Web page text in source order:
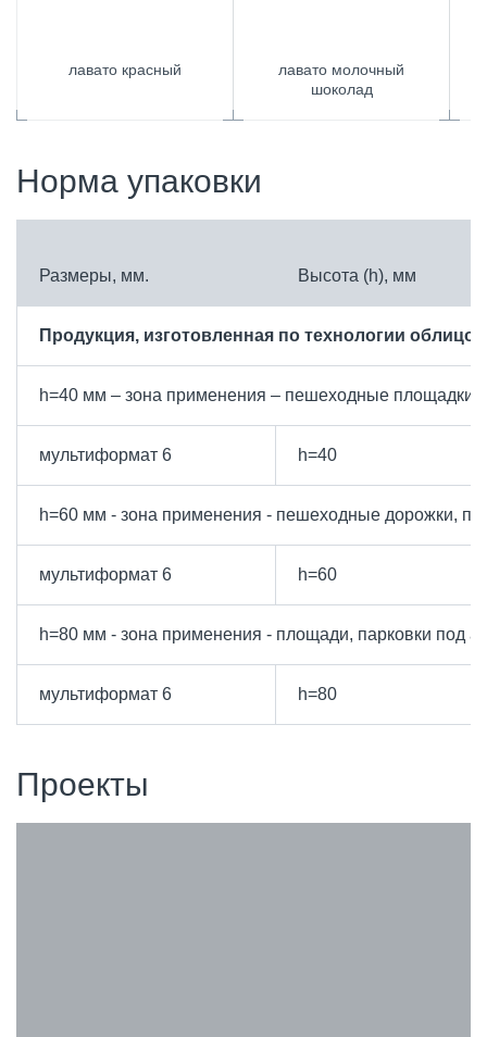
лавато красный
лавато молочный
шоколад
Норма упаковки
Размеры, мм. Высота (h), мм
Продукция, изготовленная по технологии
h=40 мм – зона применения – пешеходные площадки,
мультиформат 6 h=40
h=60 мм - зона применения - пешеходные дорожки,
мультиформат 6 h=60
h=80 мм - зона применения - площади, парковки под
мультиформат 6 h=80
Проекты